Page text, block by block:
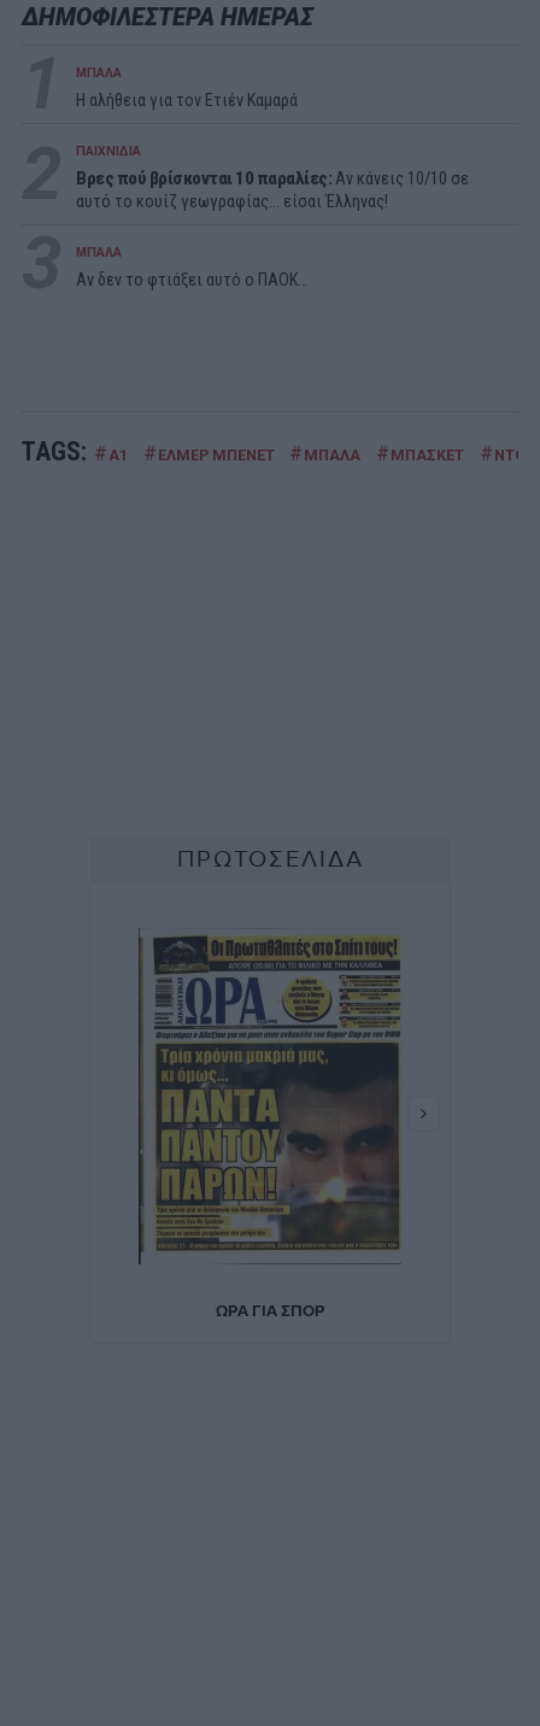
ΔΗΜΟΦΙΛΕΣΤΕΡΑ ΗΜΕΡΑΣ
ΜΠΑΛΑ
Η αλήθεια για τον Ετιέν Καμαρά
ΠΑΙΧΝΙΔΙΑ
Βρες πού βρίσκονται 10 παραλίες: Αν κάνεις 10/10 σε
αυτό το κουίζ γεωγραφίας... είσαι Έλληνας!
ΜΠΑΛΑ
Αν δεν το φτιάξει αυτό ο ΠΑΟΚ…
TAGS: # Α1 # ΕΛΜΕΡ ΜΠΕΝΕΤ # ΜΠΑΛΑ # ΜΠΑΣΚΕΤ #